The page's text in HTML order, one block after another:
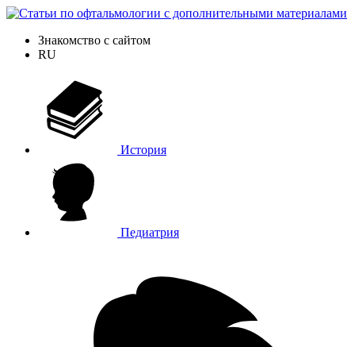
Знакомство с сайтом
RU
История
Педиатрия